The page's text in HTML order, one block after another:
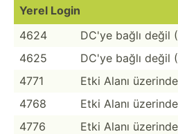
Yerel Login
4624
DC'ye bağlı değil
4625
DC'ye bağlı değil
4771
Etki Alanı üzerinde
4768
Etki Alanı üzerinde
4776
Etki Alanı üzerinde